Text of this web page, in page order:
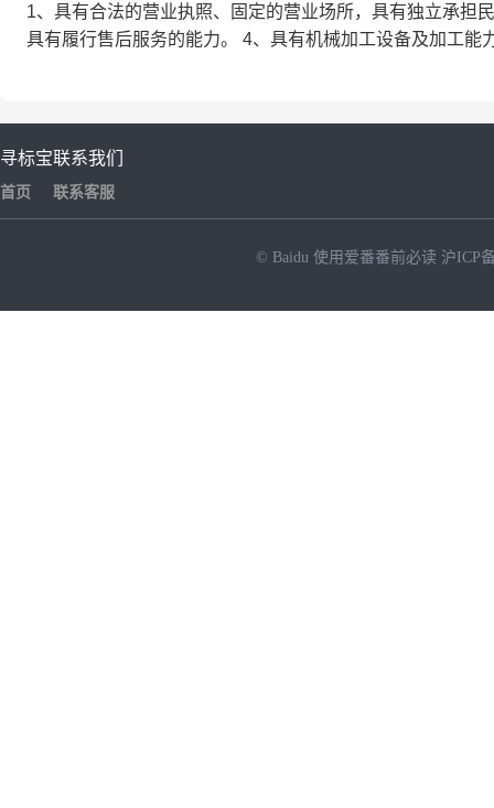
1、具有合法的营业执照、固定的营业场所，具有独立承担
具有履行售后服务的能力。 4、具有机械加工设备及加工能
寻标宝
首页
联系我们
联系客服
© Baidu 使用爱番番前必读 沪ICP